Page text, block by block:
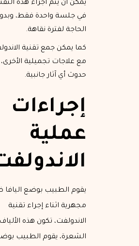
يمكن أن يتم اجراء هذه
في جلسة واحدة فقط،
الحاجة لفترة نقاهة.
كما يمكن جمع تقنية
مع علاجات تجميلية
حدوث أي آثار جانبية.
إجراءات
عملية
يقوم الطبيب بوضع اليافا
مجهرية اثناء إجراء تقنية
الاندولفت، تكون هذه
الشعرة، يقوم الطبيب